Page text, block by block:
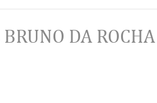
DA ROCHA